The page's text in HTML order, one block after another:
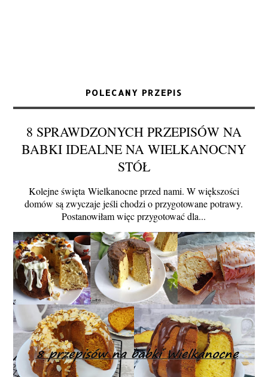
POLECANY PRZEPIS
8 SPRAWDZONYCH PRZEPISÓW NA
BABKI IDEALNE NA WIELKANOCNY
STÓŁ
Kolejne święta Wielkanocne przed nami. W większości
domów są zwyczaje jeśli chodzi o przygotowane potrawy.
Postanowiłam więc przygotować dla...